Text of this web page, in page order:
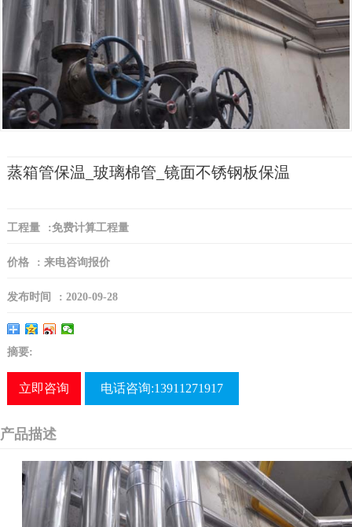
蒸箱管保温_玻璃棉管_镜面不锈钢板保温
工程量 :免费计算工程量
价格 : 来电咨询报价
发布时间 : 2020-09-28
摘要:
立即咨询 电话咨询:13911271917
产品描述